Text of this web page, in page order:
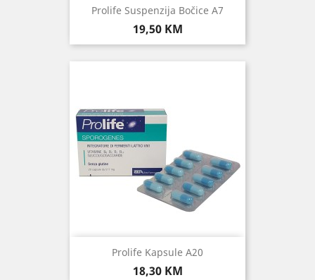
Prolife Suspenzija Bočice A7
Cijena
19,50 KM
Prolife Kapsule A20
Cijena
18,30 KM